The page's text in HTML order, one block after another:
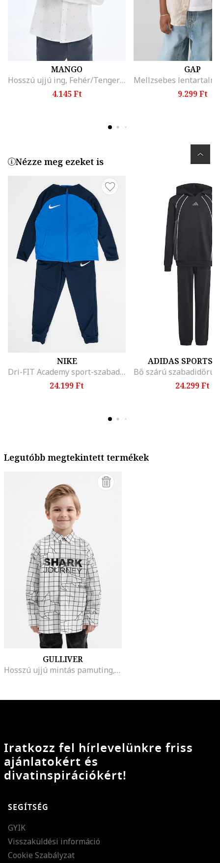
MANGO
Hosszú ujjú ing, Fehér/Tengerészkék
4.145 Ft
GAP
9.299 Ft
Nézze meg ezeket is
NIKE
Dri-FIT Academy sport-szabadidőruha, Királykék/Tengerészkék
24.199 Ft
ADIDAS
24.299 Ft
Legutóbb megtekintett termékek
GULLIVER
Hosszú ujjú mintás pamuting, Fehér/Koptatott fekete
Iratkozz fel hírlevelünkre friss
ajánlatokért és
divatinspirációkért!
SEGÍTSÉG
GYIK
Visszaküldési információ
Cookie Szabályzat